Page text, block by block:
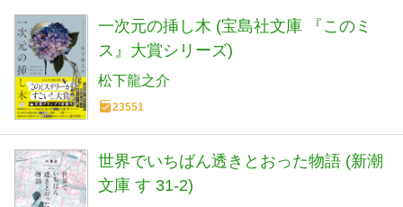
一次元の挿し木 (宝島社文庫 『このミ
ス』大賞シリーズ)
松下龍之介
23551
世界でいちばん透きとおった物語 (新潮
文庫 す 31-2)